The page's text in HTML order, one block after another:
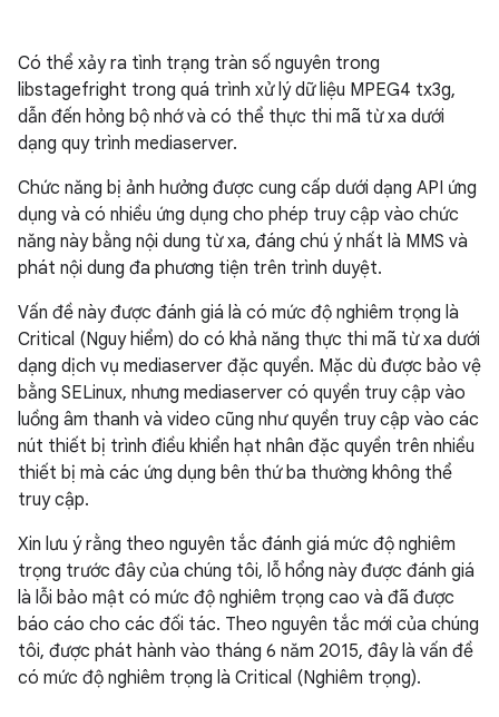
Có thể xảy ra tình trạng tràn số nguyên trong
libstagefright trong quá trình xử lý dữ liệu MPEG4 tx3g,
dẫn đến hỏng bộ nhớ và có thể thực thi mã từ xa dưới
dạng quy trình mediaserver.
Chức năng bị ảnh hưởng được cung cấp dưới dạng API ứng
dụng và có nhiều ứng dụng cho phép truy cập vào chức
năng này bằng nội dung từ xa, đáng chú ý nhất là MMS và
phát nội dung đa phương tiện trên trình duyệt.
Vấn đề này được đánh giá là có mức độ nghiêm trọng là
Critical (Nguy hiểm) do có khả năng thực thi mã từ xa dưới
dạng dịch vụ mediaserver đặc quyền. Mặc dù được bảo vệ
bằng SELinux, nhưng mediaserver có quyền truy cập vào
luồng âm thanh và video cũng như quyền truy cập vào các
nút thiết bị trình điều khiển hạt nhân đặc quyền trên nhiều
thiết bị mà các ứng dụng bên thứ ba thường không thể
truy cập.
Xin lưu ý rằng theo nguyên tắc đánh giá mức độ nghiêm
trọng trước đây của chúng tôi, lỗ hổng này được đánh giá
là lỗi bảo mật có mức độ nghiêm trọng cao và đã được
báo cáo cho các đối tác. Theo nguyên tắc mới của chúng
tôi, được phát hành vào tháng 6 năm 2015, đây là vấn đề
có mức độ nghiêm trọng là Critical (Nghiêm trọng).